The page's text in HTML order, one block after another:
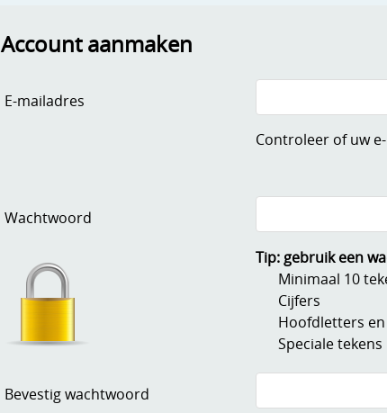
Account aanmaken
E-mailadres
Controleer of uw
Wachtwoord
Tip: gebruik een
Minimaal 10
Cijfers
Hoofdletters
Speciale tekens
Bevestig wachtwoord